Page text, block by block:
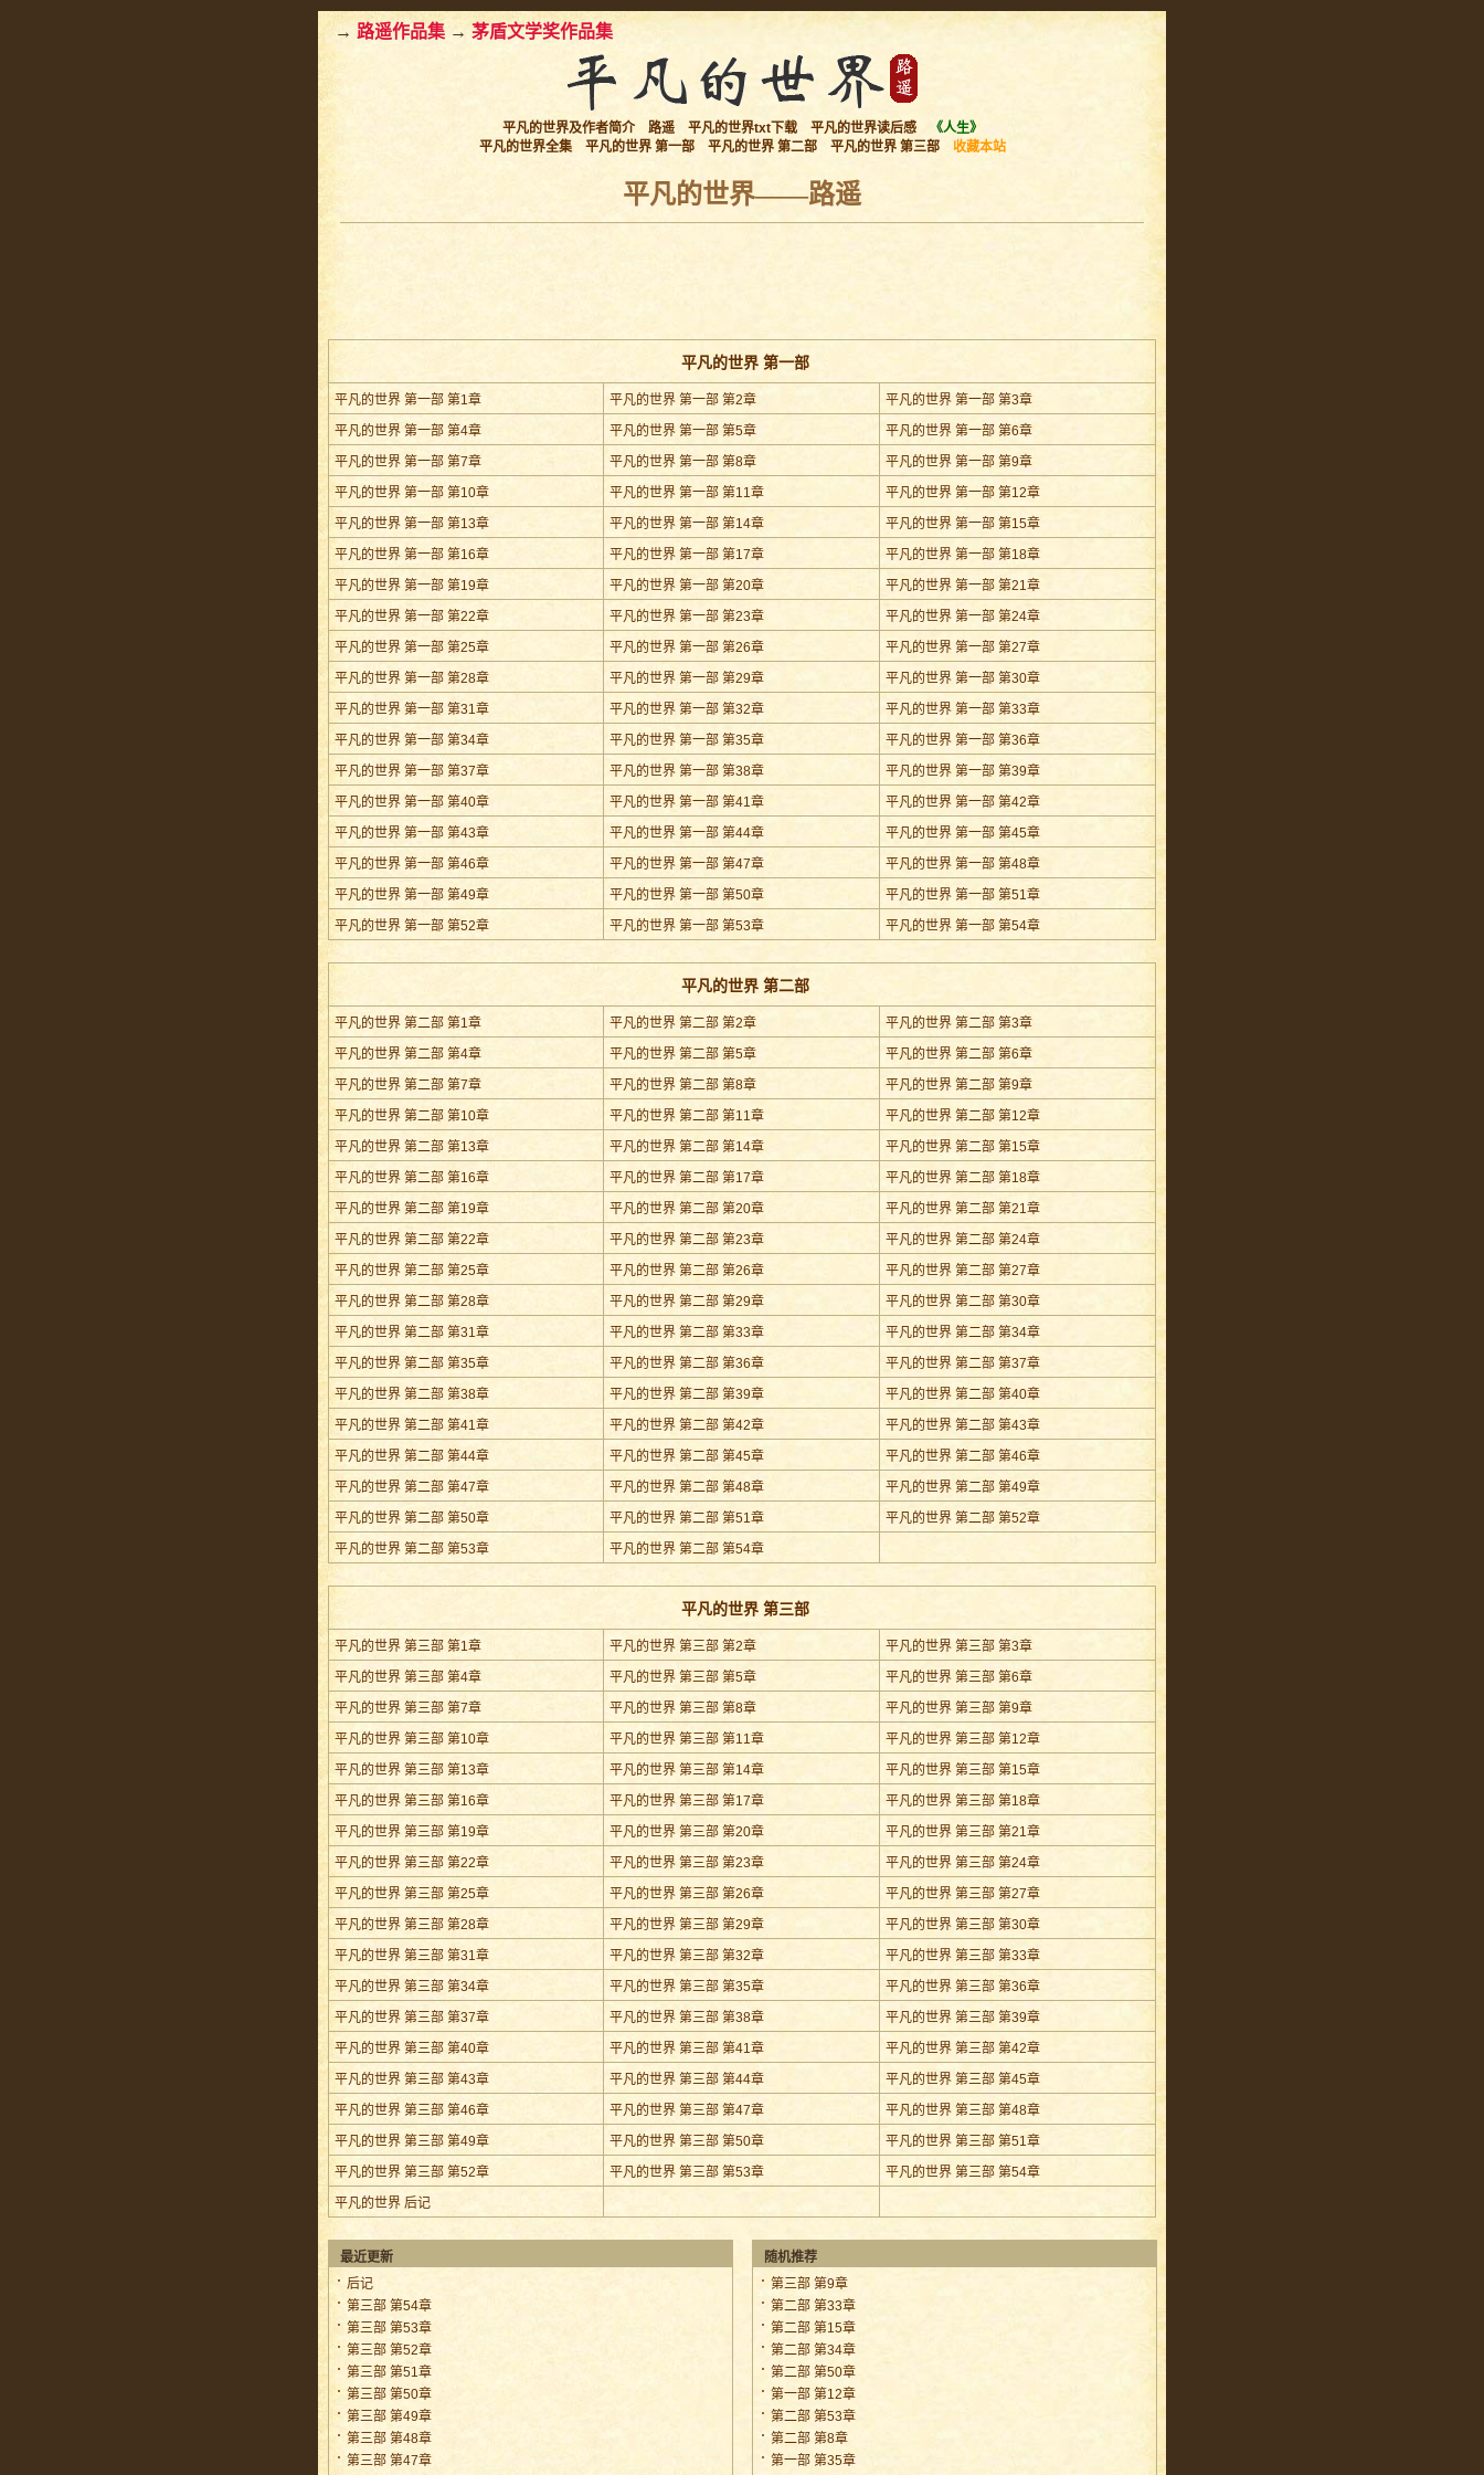
→ 路遥作品集 →茅盾文学奖作品集
平凡的世界及作者简介 路遥 平凡的世界txt下载 平凡的世界读后感
《人生》
平凡的世界全集
平凡的世界 第一部 平凡的世界 第二部 平凡的世界 第三部 收藏本站
平凡的世界——路遥
平凡的世界 第一部
平凡的世界 第一部 第1章 平凡的世界 第一部 第2章
平凡的世界 第一部 第3章
平凡的世界 第一部 第4章
平凡的世界 第一部 第5章
平凡的世界 第一部 第6章
平凡的世界 第一部 第7章
平凡的世界 第一部 第8章
平凡的世界 第一部 第9章
平凡的世界 第一部 第10章
平凡的世界 第一部 第11章
平凡的世界 第一部 第12章
平凡的世界 第一部 第13章
平凡的世界 第一部 第14章
平凡的世界 第一部 第15章
平凡的世界 第一部 第16章
平凡的世界 第一部 第17章
平凡的世界 第一部 第18章
平凡的世界 第一部 第19章
平凡的世界 第一部 第20章
平凡的世界 第一部 第21章
平凡的世界 第一部 第22章
平凡的世界 第一部 第23章
平凡的世界 第一部 第24章
平凡的世界 第一部 第25章
平凡的世界 第一部 第26章
平凡的世界 第一部 第27章
平凡的世界 第一部 第28章
平凡的世界 第一部 第29章
平凡的世界 第一部 第30章
平凡的世界 第一部 第31章
平凡的世界 第一部 第32章
平凡的世界 第一部 第33章
平凡的世界 第一部 第34章
平凡的世界 第一部 第35章
平凡的世界 第一部 第36章
平凡的世界 第一部 第37章
平凡的世界 第一部 第38章
平凡的世界 第一部 第39章
平凡的世界 第一部 第40章
平凡的世界 第一部 第41章
平凡的世界 第一部 第42章
平凡的世界 第一部 第43章
平凡的世界 第一部 第44章
平凡的世界 第一部 第45章
平凡的世界 第一部 第46章
平凡的世界 第一部 第47章
平凡的世界 第一部 第48章
平凡的世界 第一部 第49章
平凡的世界 第一部 第50章
平凡的世界 第一部 第51章
平凡的世界 第一部 第52章
平凡的世界 第一部 第53章 平凡的世界 第一部 第54章
平凡的世界 第二部
平凡的世界 第二部 第1章 平凡的世界 第二部 第2章
平凡的世界 第二部 第3章
平凡的世界 第二部 第4章
平凡的世界 第二部 第5章
平凡的世界 第二部 第6章
平凡的世界 第二部 第7章
平凡的世界 第二部 第8章
平凡的世界 第二部 第9章
平凡的世界 第二部 第10章
平凡的世界 第二部 第11章
平凡的世界 第二部 第12章
平凡的世界 第二部 第13章
平凡的世界 第二部 第14章
平凡的世界 第二部 第15章
平凡的世界 第二部 第16章
平凡的世界 第二部 第17章
平凡的世界 第二部 第18章
平凡的世界 第二部 第19章
平凡的世界 第二部 第20章
平凡的世界 第二部 第21章
平凡的世界 第二部 第22章
平凡的世界 第二部 第23章
平凡的世界 第二部 第24章
平凡的世界 第二部 第25章
平凡的世界 第二部 第26章
平凡的世界 第二部 第27章
平凡的世界 第二部 第28章
平凡的世界 第二部 第29章
平凡的世界 第二部 第30章
平凡的世界 第二部 第31章
平凡的世界 第二部 第33章
平凡的世界 第二部 第34章
平凡的世界 第二部 第35章
平凡的世界 第二部 第36章
平凡的世界 第二部 第37章
平凡的世界 第二部 第38章
平凡的世界 第二部 第39章
平凡的世界 第二部 第40章
平凡的世界 第二部 第41章
平凡的世界 第二部 第42章
平凡的世界 第二部 第43章
平凡的世界 第二部 第44章
平凡的世界 第二部 第45章
平凡的世界 第二部 第46章
平凡的世界 第二部 第47章
平凡的世界 第二部 第48章
平凡的世界 第二部 第49章
平凡的世界 第二部 第50章
平凡的世界 第二部 第51章
平凡的世界 第二部 第52章
平凡的世界 第二部 第53章
平凡的世界 第二部 第54章
平凡的世界 第三部
平凡的世界 第三部 第1章 平凡的世界 第三部 第2章
平凡的世界 第三部 第3章
平凡的世界 第三部 第4章
平凡的世界 第三部 第5章
平凡的世界 第三部 第6章
平凡的世界 第三部 第7章
平凡的世界 第三部 第8章
平凡的世界 第三部 第9章
平凡的世界 第三部 第10章
平凡的世界 第三部 第11章
平凡的世界 第三部 第12章
平凡的世界 第三部 第13章
平凡的世界 第三部 第14章
平凡的世界 第三部 第15章
平凡的世界 第三部 第16章
平凡的世界 第三部 第17章
平凡的世界 第三部 第18章
平凡的世界 第三部 第19章
平凡的世界 第三部 第20章
平凡的世界 第三部 第21章
平凡的世界 第三部 第22章
平凡的世界 第三部 第23章
平凡的世界 第三部 第24章
平凡的世界 第三部 第25章
平凡的世界 第三部 第26章
平凡的世界 第三部 第27章
平凡的世界 第三部 第28章
平凡的世界 第三部 第29章
平凡的世界 第三部 第30章
平凡的世界 第三部 第31章
平凡的世界 第三部 第32章
平凡的世界 第三部 第33章
平凡的世界 第三部 第34章
平凡的世界 第三部 第35章
平凡的世界 第三部 第36章
平凡的世界 第三部 第37章
平凡的世界 第三部 第38章
平凡的世界 第三部 第39章
平凡的世界 第三部 第40章
平凡的世界 第三部 第41章
平凡的世界 第三部 第42章
平凡的世界 第三部 第43章
平凡的世界 第三部 第44章
平凡的世界 第三部 第45章
平凡的世界 第三部 第46章
平凡的世界 第三部 第47章
平凡的世界 第三部 第48章
平凡的世界 第三部 第49章
平凡的世界 第三部 第50章
平凡的世界 第三部 第51章
平凡的世界 第三部 第52章
平凡的世界 第三部 第53章
平凡的世界 第三部 第54章
平凡的世界 后记
最近更新
后记
第三部 第54章
第三部 第53章
第三部 第52章
第三部 第51章
第三部 第50章
第三部 第49章
第三部 第48章
第三部 第47章
随机推荐
第三部 第9章
第二部 第33章
第二部 第15章
第二部 第34章
第二部 第50章
第一部 第12章
第二部 第53章
第二部 第8章
第一部 第35章